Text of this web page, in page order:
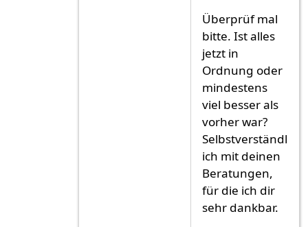
Überprüf mal
bitte. Ist alles
jetzt in
Ordnung oder
mindestens
viel besser als
vorher war?
Selbstverständl
ich mit deinen
Beratungen,
für die ich dir
sehr dankbar.